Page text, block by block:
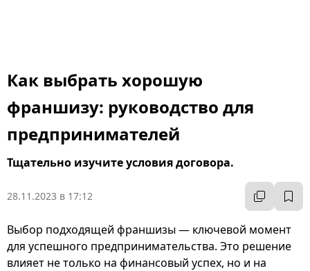
Как выбрать хорошую
франшизу: руководство для
предпринимателей
Тщательно изучите условия договора.
28.11.2023 в 17:12
Выбор подходящей франшизы — ключевой момент
для успешного предпринимательства. Это решение
влияет не только на финансовый успех, но и на